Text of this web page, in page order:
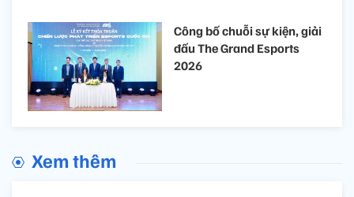
Công bố chuỗi sự kiện, giải
đấu The Grand Esports
2026
Xem thêm